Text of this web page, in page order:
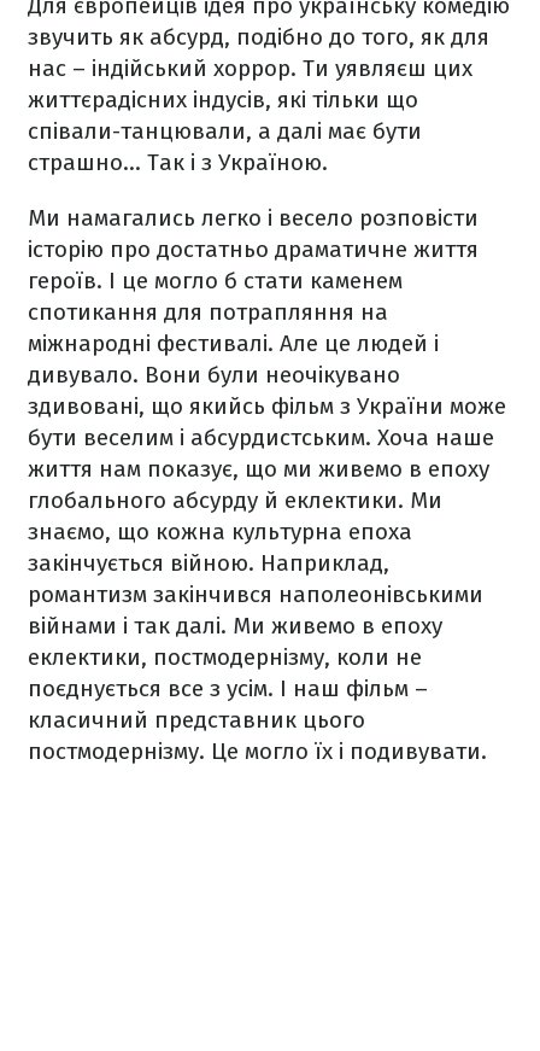
звучить як абсурд, подібно до того, як для
нас – індійський хоррор. Ти уявляєш цих
життєрадісних індусів, які тільки що
співали-танцювали, а далі має бути
страшно... Так і з Україною.
Ми намагались легко і весело розповісти
історію про достатньо драматичне життя
героїв. І це могло б стати каменем
спотикання для потрапляння на
міжнародні фестивалі. Але це людей і
дивувало. Вони були неочікувано
здивовані, що якийсь фільм з України може
бути веселим і абсурдистським. Хоча наше
життя нам показує, що ми живемо в епоху
глобального абсурду й еклектики. Ми
знаємо, що кожна культурна епоха
закінчується війною. Наприклад,
романтизм закінчився наполеонівськими
війнами і так далі. Ми живемо в епоху
еклектики, постмодернізму, коли не
поєднується все з усім. І наш фільм –
класичний представник цього
постмодернізму. Це могло їх і подивувати.